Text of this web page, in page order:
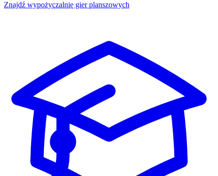
Znajdź wypożyczalnię gier planszowych